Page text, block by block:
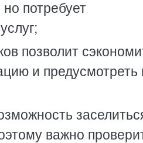
потребует
позволит
и предусмотреть
важно